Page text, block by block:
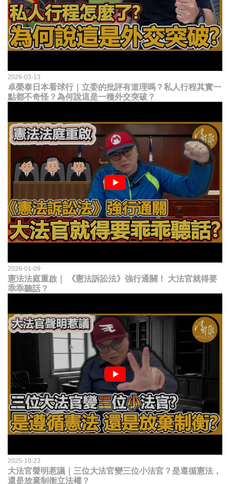
2026-03-13
卓榮泰日本看球行｜立委的批評有道理嗎？私人行程其實一
點都不奇怪？為何說這是一種外交突破？
2026-01-09
憲法法庭重啟｜ 《憲法訴訟法》強行通關！ 大法官就得要
乖乖聽話？
2025-10-23
大法官聲明惹議｜三位大法官變三位小法官？是遵循憲法，
還是放棄制衡立法權？